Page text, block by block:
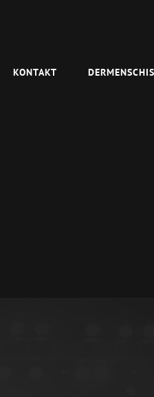
KONTAKT